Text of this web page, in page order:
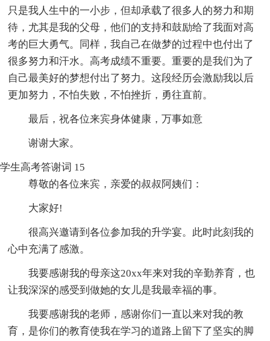
只是我人生中的一小步，但却承载了很多人的努力和期
待，尤其是我的父母，他们的支持和鼓励给了我面对高
考的巨大勇气。同样，我自己在做梦的过程中也付出了
很多努力和汗水。高考成绩不重要。重要的是我们为了
自己最美好的梦想付出了努力。这段经历会激励我以后
更加努力，不怕失败，不怕挫折，勇往直前。
最后，祝各位来宾身体健康，万事如意
谢谢大家。
学生高考答谢词 15
尊敬的各位来宾，亲爱的叔叔阿姨们：
大家好!
很高兴邀请到各位参加我的升学宴。此时此刻我的
心中充满了感激。
我要感谢我的母亲这20xx年来对我的辛勤养育，也
让我深深的感受到做她的女儿是我最幸福的事。
我要感谢我的老师，感谢你们一直以来对我的教
育，是你们的教育使我在学习的道路上留下了坚实的脚